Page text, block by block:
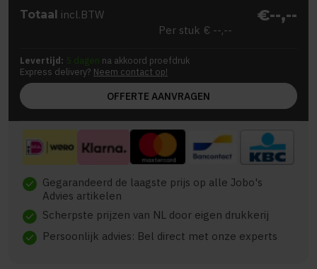
Totaal incl.BTW €--,--
Per stuk € --,--
Levertijd: 5 dagen na akkoord proefdruk
Express delivery? Neem contact op!
OFFERTE AANVRAGEN
check Gegarandeerd de laagste prijs op alle Jobo's
Advies artikelen
check Scherpste prijzen van NL door eigen drukkerij
check Persoonlijk advies: Bel direct met onze experts